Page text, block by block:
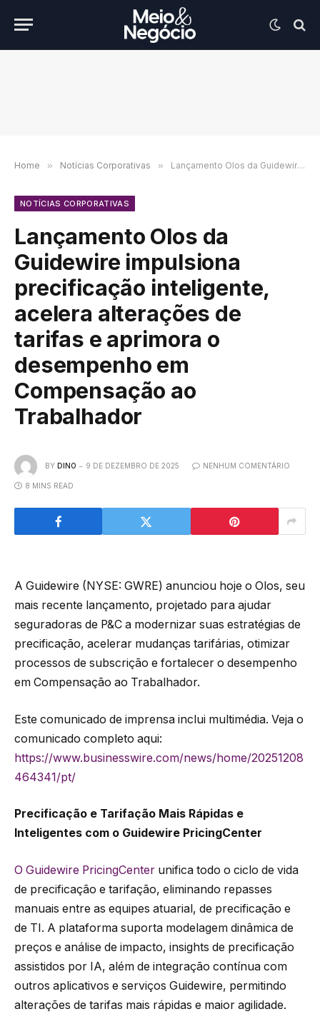
Home » Notícias Corporativas » Lançamento Olos da Guidewire impulsiona precificação inteligente, acelera alterações de tarifas e aprimora o desempenho em Compensação ao Trabalhador
NOTÍCIAS CORPORATIVAS
Lançamento Olos da
Guidewire impulsiona
precificação inteligente,
acelera alterações de
tarifas e aprimora o
desempenho em
Compensação ao
Trabalhador
BY DINO 9 DE DEZEMBRO DE 2025 NENHUM COMENTÁRIO
8 MINS READ
A Guidewire (NYSE: GWRE) anunciou hoje o Olos, seu
mais recente lançamento, projetado para ajudar
seguradoras de P&C a modernizar suas estratégias de
precificação, acelerar mudanças tarifárias, otimizar
processos de subscrição e fortalecer o desempenho
em Compensação ao Trabalhador.
Este comunicado de imprensa inclui multimédia. Veja o
comunicado completo aqui:
https://www.businesswire.com/news/home/20251208
464341/pt/
Precificação e Tarifação Mais Rápidas e
Inteligentes com o Guidewire PricingCenter
O Guidewire PricingCenter unifica todo o ciclo de vida
de precificação e tarifação, eliminando repasses
manuais entre as equipes atuarial, de precificação e
de TI. A plataforma suporta modelagem dinâmica de
preços e análise de impacto, insights de precificação
assistidos por IA, além de integração contínua com
outros aplicativos e serviços Guidewire, permitindo
alterações de tarifas mais rápidas e maior agilidade.